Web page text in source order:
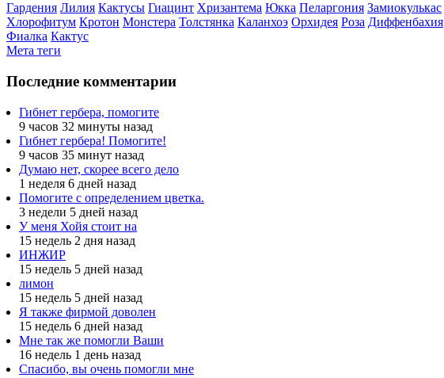
Гардения Лилия Кактусы Гиацинт Хризантема Юкка Пеларгония Замиокулькас
Хлорофитум Кротон Монстера Толстянка Каланхоэ Орхидея Роза Диффенбахия
Фиалка Кактус
Мета теги
Последние комментарии
Гибнет гербера, помогите
9 часов 32 минуты назад
Гибнет гербера! Помогите!
9 часов 35 минут назад
Думаю нет, скорее всего дело
1 неделя 6 дней назад
Помогите с определением цветка.
3 недели 5 дней назад
У меня Хойя стоит на
15 недель 2 дня назад
ИНЖИР
15 недель 5 дней назад
лимон
15 недель 5 дней назад
Я также фирмой доволен
15 недель 6 дней назад
Мне так же помогли Ваши
16 недель 1 день назад
Спасибо, вы очень помогли мне